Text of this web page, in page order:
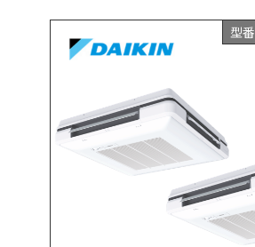
型番